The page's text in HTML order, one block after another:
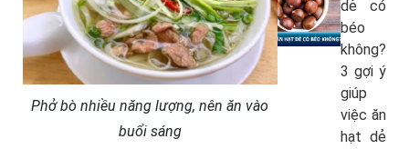
Phở bò nhiều năng lượng, nên ăn vào
buổi sáng
dẻ có
béo
không?
3 gợi ý
giúp
việc ăn
hạt dẻ